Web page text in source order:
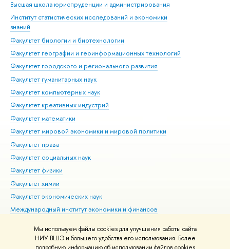
Мы используем файлы cookies для улучшения работы сайта
НИУ ВШЭ и большего удобства его использования. Более
Высшая школа юриспруденции и администрирования
Институт статистических исследований и экономики
знаний
Факультет биологии и биотехнологии
Факультет географии и геоинформационных технологий
Факультет городского и регионального развития
Факультет гуманитарных наук
Факультет компьютерных наук
Факультет креативных индустрий
Факультет математики
Факультет мировой экономики и мировой политики
Факультет права
Факультет социальных наук
Факультет физики
Факультет химии
Факультет экономических наук
Международный институт экономики и финансов
Тихонова